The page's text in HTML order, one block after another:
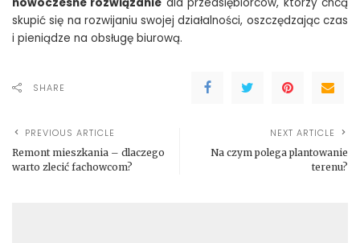
nowoczesne rozwiązanie dla przedsiębiorców, którzy chcą
skupić się na rozwijaniu swojej działalności, oszczędzając czas
i pieniądze na obsługę biurową.
SHARE
PREVIOUS ARTICLE
Remont mieszkania – dlaczego
warto zlecić fachowcom?
NEXT ARTICLE
Na czym polega plantowanie
terenu?